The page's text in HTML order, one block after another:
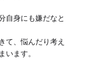
自身にも嫌だなと
て、悩んだり考え
います。